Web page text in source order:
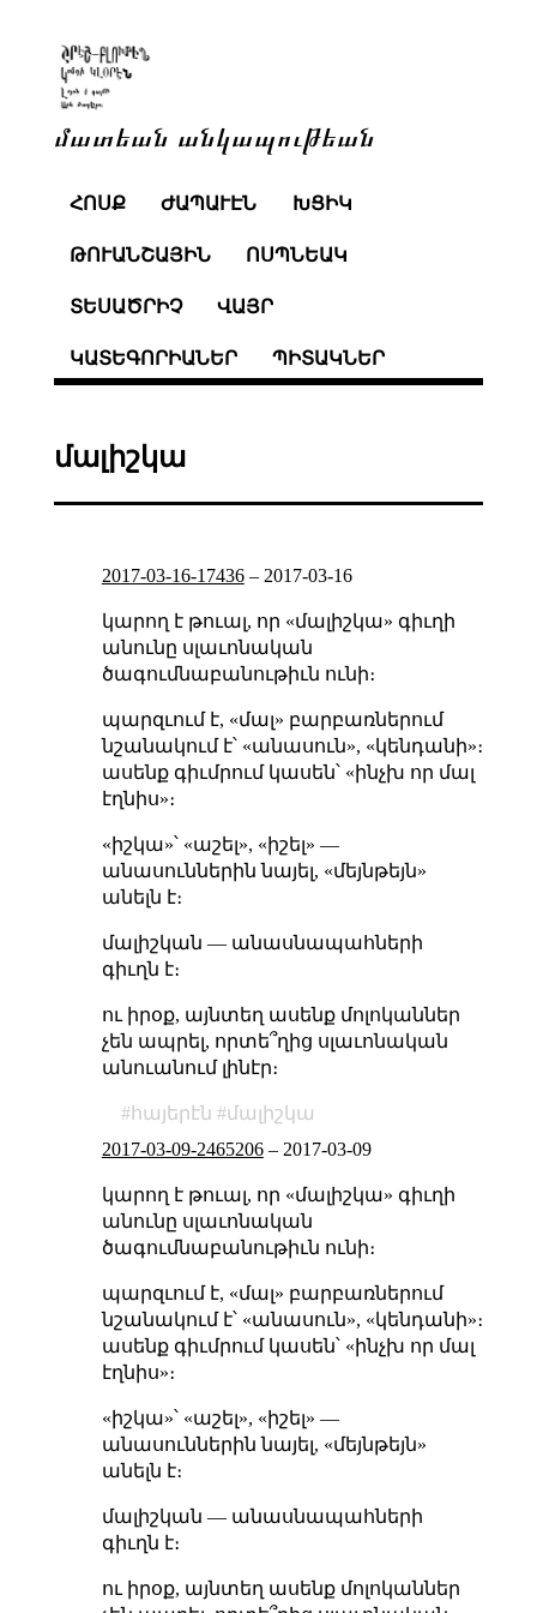
մատեան անկապութեան
ՀՈՍՔ ԺԱՊԱՒԷՆ ԽՑԻԿ
ԹՈՒԱՆՇԱՅԻՆ ՈՍՊՆԵԱԿ
ՏԵՍԱԾՐԻՉ ՎԱՅՐ
ԿԱՏԵԳՈՐԻԱՆԵՐ ՊԻՏԱԿՆԵՐ
մալիշկա
2017-03-16-17436– 2017-03-16
կարող է թուալ, որ «մալիշկա» գիւղի
անունը սլաւոնական
ծագումնաբանութիւն ունի։
պարզւում է, «մալ» բարբառներում
նշանակում է՝ «անասուն», «կենդանի»։
ասենք գիւմրում կասեն՝ «ինչխ որ մալ
էղնիս»։
«իշկա»՝ «աշել», «իշել» —
անասուններին նայել, «մեյնթեյն»
անելն է։
մալիշկան — անասնապահների
գիւղն է։
ու իրօք, այնտեղ ասենք մոլոկաններ
չեն ապրել, որտե՞ղից սլաւոնական
անուանում լինէր։
հայերէն
մալիշկա
2017-03-09-2465206– 2017-03-09
կարող է թուալ, որ «մալիշկա» գիւղի
անունը սլաւոնական
ծագումնաբանութիւն ունի։
պարզւում է, «մալ» բարբառներում
նշանակում է՝ «անասուն», «կենդանի»։
ասենք գիւմրում կասեն՝ «ինչխ որ մալ
էղնիս»։
«իշկա»՝ «աշել», «իշել» —
անասուններին նայել, «մեյնթեյն»
անելն է։
մալիշկան — անասնապահների
գիւղն է։
ու իրօք, այնտեղ ասենք մոլոկաններ